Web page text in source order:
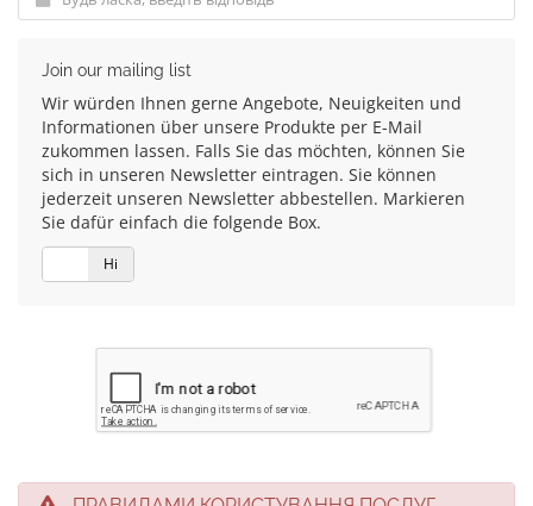
Join our mailing list
Wir würden Ihnen gerne Angebote, Neuigkeiten und
Informationen über unsere Produkte per E-Mail
zukommen lassen. Falls Sie das möchten, können Sie
sich in unseren Newsletter eintragen. Sie können
jederzeit unseren Newsletter abbestellen. Markieren
Sie dafür einfach die folgende Box.
Ні